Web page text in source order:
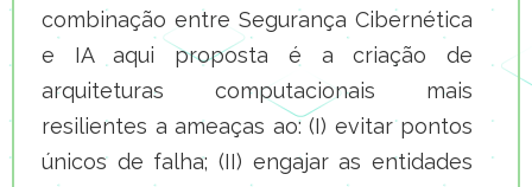
combinação entre Segurança Cibernética
e IA aqui proposta é a criação de
arquiteturas computacionais mais
resilientes a ameaças ao: (I) evitar pontos
únicos de falha; (II) engajar as entidades